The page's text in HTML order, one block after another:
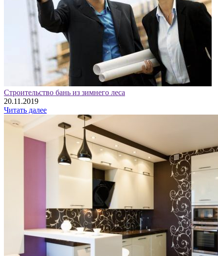
Строительство бань из зимнего леса
20.11.2019
Читать далее